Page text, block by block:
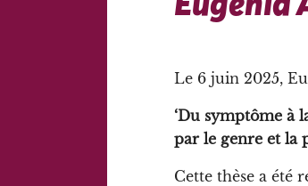
Le 6 juin 2025,
‘Du symptôme à
par le genre et la
Cette thèse a été